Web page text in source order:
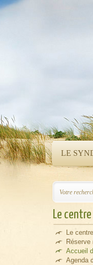
LE
Le
Le
Réserve
Accueil
Agenda